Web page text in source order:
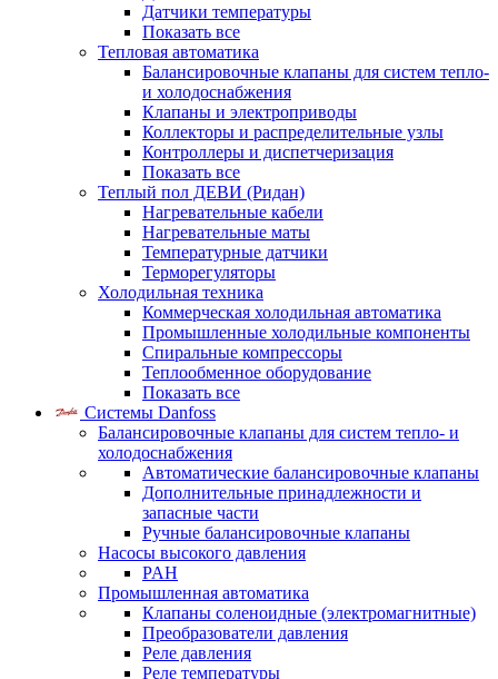
Датчики температуры
Показать все
Тепловая автоматика
Балансировочные клапаны для систем тепло-
и холодоснабжения
Клапаны и электроприводы
Коллекторы и распределительные узлы
Контроллеры и диспетчеризация
Показать все
Теплый пол ДЕВИ (Ридан)
Нагревательные кабели
Нагревательные маты
Температурные датчики
Терморегуляторы
Холодильная техника
Коммерческая холодильная автоматика
Промышленные холодильные компоненты
Спиральные компрессоры
Теплообменное оборудование
Показать все
Системы Danfoss
Балансировочные клапаны для систем тепло- и
холодоснабжения
Автоматические балансировочные клапаны
Дополнительные принадлежности и
запасные части
Ручные балансировочные клапаны
Насосы высокого давления
PAH
Промышленная автоматика
Клапаны соленоидные (электромагнитные)
Преобразователи давления
Реле давления
Реле температуры